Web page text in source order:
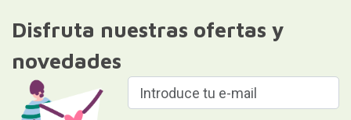
Disfruta nuestras ofertas y
novedades